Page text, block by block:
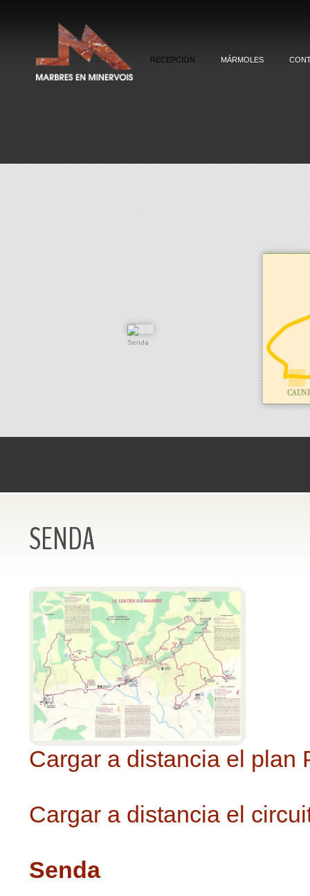
RECEPCIÓN MÁRMOLES
SENDA
Cargar a distancia el plan
Cargar a distancia el
Senda